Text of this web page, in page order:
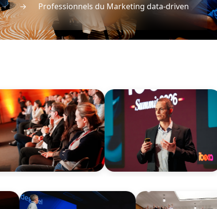
→ Professionnels du Marketing data-driven